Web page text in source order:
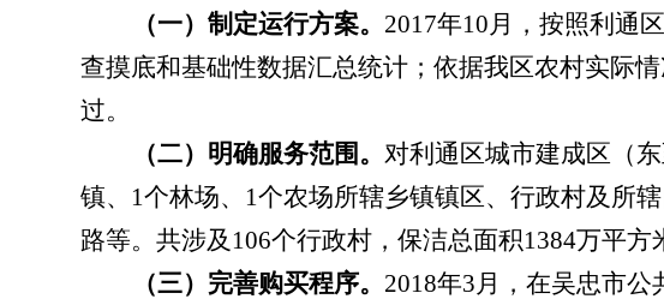
（一）制定运行方案。 2017年10月，按照利通
查摸底和基础性数据汇总统计；依据我区农村实际
过。
（二）明确服务范围。 对利通区城市建成区（
镇、 1个林场、 1个农场所辖乡镇镇区、行政村及所
路等。共涉及 106个行政村，保洁总面积1384万平方
（三）完善购买程序。 2018年3月，在吴忠市公